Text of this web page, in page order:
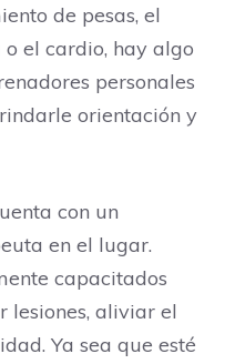
de pesas, el
el cardio, hay algo
personales
orientación y
con un
en el lugar.
capacitados
lesiones, aliviar el
Ya sea que esté